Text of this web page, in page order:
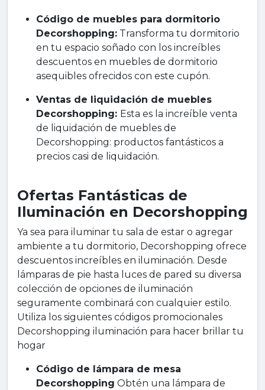
Código de muebles para dormitorio
Decorshopping: Transforma tu dormitorio
en tu espacio soñado con los increíbles
descuentos en muebles de dormitorio
asequibles ofrecidos con este cupón.
Ventas de liquidación de muebles
Decorshopping: Esta es la increíble venta
de liquidación de muebles de
Decorshopping: productos fantásticos a
precios casi de liquidación.
Ofertas Fantásticas de
Iluminación en Decorshopping
Ya sea para iluminar tu sala de estar o agregar
ambiente a tu dormitorio, Decorshopping ofrece
descuentos increíbles en iluminación. Desde
lámparas de pie hasta luces de pared su diversa
colección de opciones de iluminación
seguramente combinará con cualquier estilo.
Utiliza los siguientes códigos promocionales
Decorshopping iluminación para hacer brillar tu
hogar
Código de lámpara de mesa
Decorshopping Obtén una lámpara de